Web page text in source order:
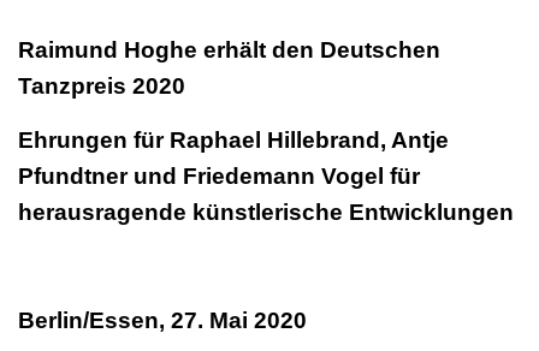
Raimund Hoghe erhält den Deutschen
Tanzpreis 2020
Ehrungen für Raphael Hillebrand, Antje
Pfundtner und Friedemann Vogel für
herausragende künstlerische Entwicklungen
Berlin/Essen, 27. Mai 2020